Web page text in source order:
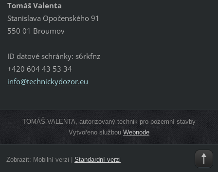
Tomáš Valenta
Stanislava Opočenského 91
550 01 Broumov
ID datové schránky: s6rkfnz
+420 604 43 53 34
info@technickydozor.eu
TOMÁŠ VALENTA, autorizovaný technik pro pozemní stavby
Vytvořeno službou Webnode
Zobrazit: Mobilní verzi Standardní verzi